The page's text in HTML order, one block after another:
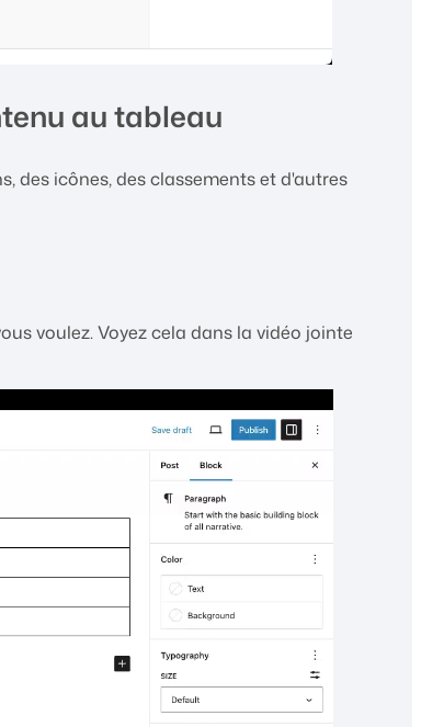
au tableau
des icônes, des classements et d'autres
voulez. Voyez cela dans la vidéo jointe